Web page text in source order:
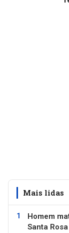
Mais lidas
Homem
Santa